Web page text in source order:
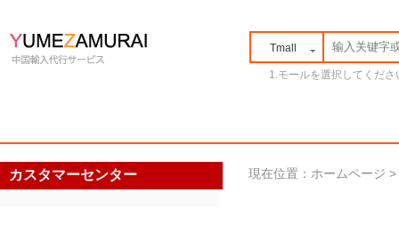
Tmall
1.モールを選択してくだ
カスタマーセンター 現在位置： ホームページ >